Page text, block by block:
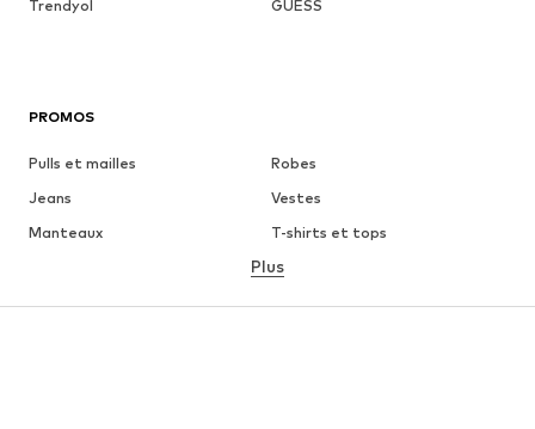
Trendyol
GUESS
PROMOS
Pulls et mailles
Robes
Jeans
Vestes
Manteaux
T-shirts et tops
Lingerie
Jupes
Blouses et tuniques
Plus